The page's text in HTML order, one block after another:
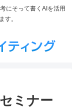
にそって書くAIを活用
す。
ミナー